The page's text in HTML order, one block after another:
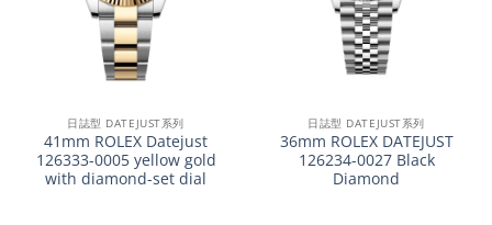
日誌型 DATEJUST系列
41mm ROLEX Datejust
126333-0005 yellow gold
with diamond-set dial
日誌型 DATEJUST系列
36mm ROLEX DATEJUST
126234-0027 Black
Diamond